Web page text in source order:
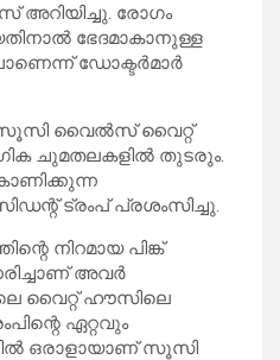
രോഗം
ഭേദമാകാനുള്ള
ഡോക്ടർമാർ
സൂസി വൈൽസ് വൈറ്റ്
ചുമതലകളിൽ തുടരും.
ട്രംപ് പ്രശംസിച്ചു.
നിറമായ പിങ്ക്
അവർ
വൈറ്റ് ഹൗസിലെ
ഏറ്റവും
ഒരാളായാണ് സൂസി